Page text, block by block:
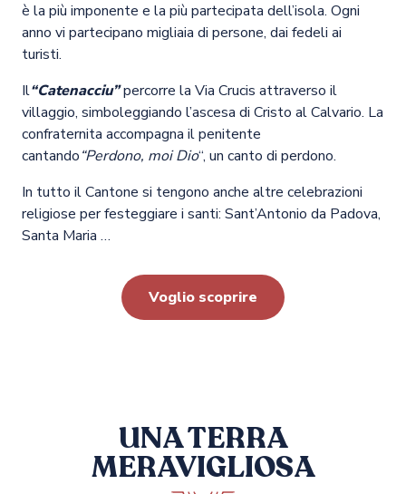
è la più imponente e la più partecipata dell’isola. Ogni
anno vi partecipano migliaia di persone, dai fedeli ai
turisti.
Il“Catenacciu”percorre la Via Crucis attraverso il
villaggio, simboleggiando l’ascesa di Cristo al Calvario. La
confraternita accompagna il penitente
cantando“Perdono, moi Dio“, un canto di perdono.
In tutto il Cantone si tengono anche altre celebrazioni
religiose per festeggiare i santi: Sant’Antonio da Padova,
Santa Maria …
Voglio scoprire
UNA TERRA
MERAVIGLIOSA